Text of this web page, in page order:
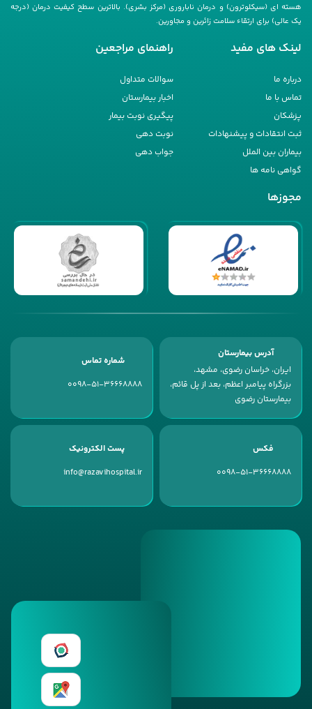
هسته ای (سیکلوترون) و درمان ناباروری (مرکز بشری). بالاترین سطح کیفیت درمان (درجه
یک عالی) برای ارتقاء سلامت زائرین و مجاورین.
لینک های مفید
درباره ما
تماس با ما
پزشکان
ثبت انتقادات و پیشنهادات
بیماران بین الملل
گواهی نامه ها
راهنمای مراجعین
سوالات متداول
اخبار بیمارستان
پیگیری نوبت بیمار
نوبت دهی
جواب دهی
مجوزها
آدرس بیمارستان
ایران، خراسان رضوی، مشهد،
بزرگراه پیامبر اعظم، بعد از پل قائم،
بیمارستان رضوی
شماره تماس
0098-51-36668888
فکس
0098-51-36668888
پست الکترونیک
info@razavihospital.ir